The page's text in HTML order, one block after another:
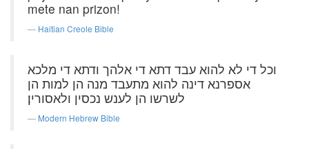
mete nan prizon!
Haitian Creole Bible
וכל די לא להוא עבד דתא די אלהך ודתא די מלכא
אספרנא דינה להוא מתעבד מנה הן למות הן
לשרשו הן לענש נכסין ולאסורין׃
Modern Hebrew Bible